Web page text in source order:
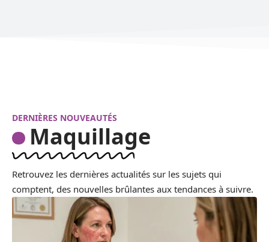
DERNIÈRES NOUVEAUTÉS
Maquillage
Retrouvez les dernières actualités sur les sujets qui
comptent, des nouvelles brûlantes aux tendances à suivre.